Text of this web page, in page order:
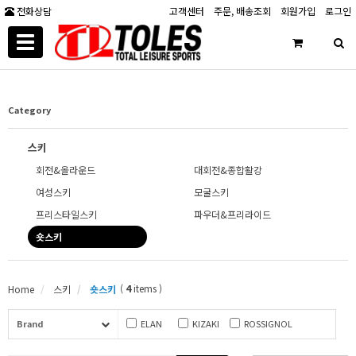
전화상담 로그인
회원가입
주문, 배송조회
고객센터
Toggle
navigation
Category
스키
회전&올라운드
대회전&종합활강
여성스키
모굴스키
프리스타일스키
파우더&프리라이드
숏스키
Home 스키 숏스키 ( 4items )
Brand ELAN KIZAKI ROSSIGNOL